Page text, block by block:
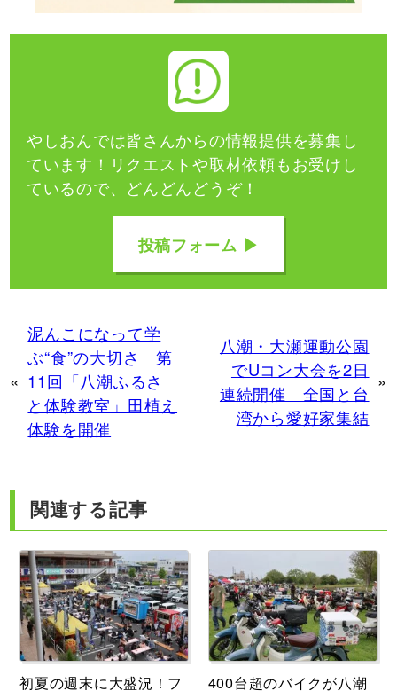
やしおんでは皆さんからの情報提供を募集し
ています！ リクエストや取材依頼もお受けし
ているので、どんどんどうぞ！
投稿フォーム ▶
«
泥んこになって学
ぶ“食”の大切さ 第
11回「八潮ふるさ
と体験教室」田植え
体験を開催
八潮・大瀬運動公園
でUコン大会を2日
連続開催 全国と台
湾から愛好家集結
»
関連する記事
初夏の週末に大盛況！フ
400台超のバイクが八潮